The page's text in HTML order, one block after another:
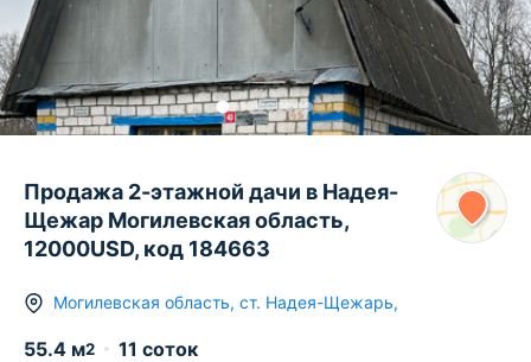
Продажа 2-этажной дачи в Надея-
Щежар Могилевская область,
12000USD, код 184663
Могилевская область, ст. Надея-Щежарь,
55.4 м2 11 соток